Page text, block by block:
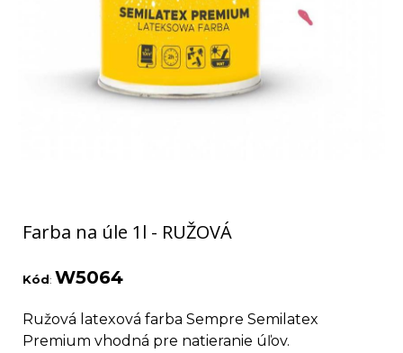
Farba na úle 1l - RUŽOVÁ
Kód: W5064
Ružová latexová farba Sempre Semilatex
Premium vhodná pre natieranie úľov.